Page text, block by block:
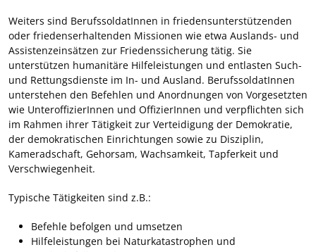
Weiters sind BerufssoldatInnen in friedensunterstützenden
oder friedenserhaltenden Missionen wie etwa Auslands- und
Assistenzeinsätzen zur Friedenssicherung tätig. Sie
unterstützen humanitäre Hilfeleistungen und entlasten Such-
und Rettungsdienste im In- und Ausland. BerufssoldatInnen
unterstehen den Befehlen und Anordnungen von Vorgesetzten
wie UnteroffizierInnen und OffizierInnen und verpflichten sich
im Rahmen ihrer Tätigkeit zur Verteidigung der Demokratie,
der demokratischen Einrichtungen sowie zu Disziplin,
Kameradschaft, Gehorsam, Wachsamkeit, Tapferkeit und
Verschwiegenheit.
Typische Tätigkeiten sind z.B.:
Befehle befolgen und umsetzen
Hilfeleistungen bei Naturkatastrophen und